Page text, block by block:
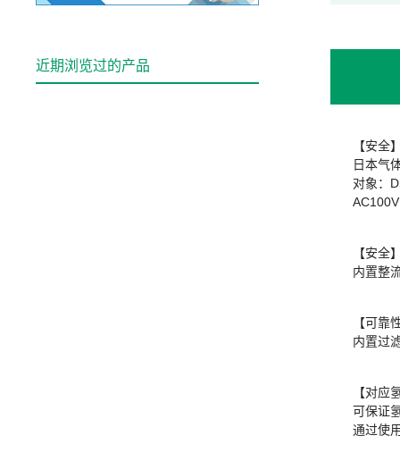
【安全
日本气
对象：
【安全
内置整
【可靠
内置过
【对应
可保证
通过使
近期浏览过的产品